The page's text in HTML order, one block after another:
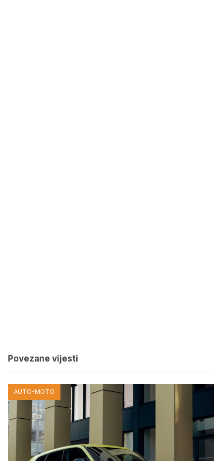
Povezane vijesti
AUTO-MOTO